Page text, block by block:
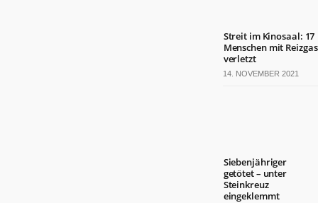
Streit im Kinosaal: 17
Menschen mit Reizgas
verletzt
14. NOVEMBER 2021
Siebenjähriger
getötet – unter
Steinkreuz
eingeklemmt